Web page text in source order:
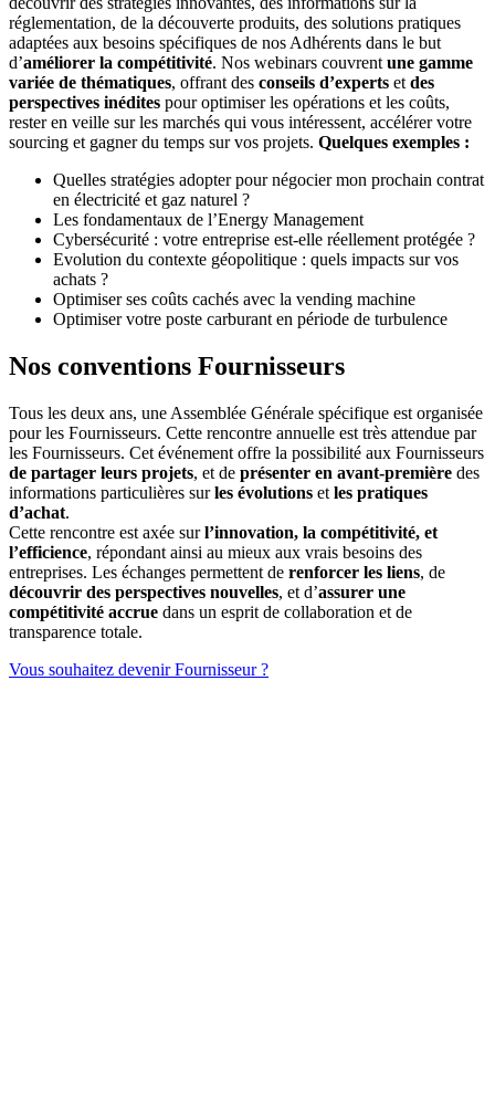
réglementation, de la découverte produits, des solutions pratiques
adaptées aux besoins spécifiques de nos Adhérents dans le but
d’améliorer la compétitivité. Nos webinars couvrent une gamme
variée de thématiques, offrant des conseils d’experts et des
perspectives inédites pour optimiser les opérations et les coûts,
rester en veille sur les marchés qui vous intéressent, accélérer votre
sourcing et gagner du temps sur vos projets. Quelques exemples :
Quelles stratégies adopter pour négocier mon prochain contrat
en électricité et gaz naturel ?
Les fondamentaux de l’Energy Management
Cybersécurité : votre entreprise est-elle réellement protégée ?
Evolution du contexte géopolitique : quels impacts sur vos
achats ?
Optimiser ses coûts cachés avec la vending machine
Optimiser votre poste carburant en période de turbulence
Nos conventions Fournisseurs
Tous les deux ans, une Assemblée Générale spécifique est organisée
pour les Fournisseurs. Cette rencontre annuelle est très attendue par
les Fournisseurs. Cet événement offre la possibilité aux Fournisseurs
de partager leurs projets, et de présenter en avant-première des
informations particulières surles évolutions et les pratiques
d’achat.
Cette rencontre est axée surl’innovation, la compétitivité, et
l’efficience, répondant ainsi au mieux aux vrais besoins des
entreprises. Les échanges permettent de renforcer les liens, de
découvrir des perspectives nouvelles, et d’assurer une
compétitivité accrue dans un esprit de collaboration et de
transparence totale.
Vous souhaitez devenir Fournisseur ?